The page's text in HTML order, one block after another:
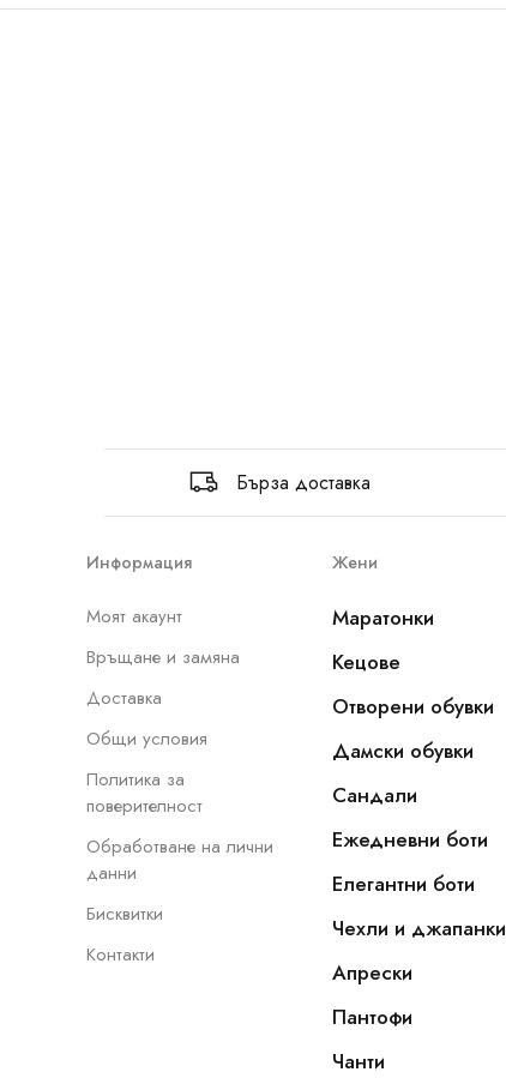
Бърза доставка
Информация
Моят акаунт
Връщане и замяна
Доставка
Общи условия
Политика за
поверителност
Обработване на лични
данни
Бисквитки
Контакти
Жени
Маратонки
Кецове
Отворени обувки
Дамски обувки
Сандали
Ежедневни боти
Елегантни боти
Чехли и джапанки
Апрески
Пантофи
Чанти